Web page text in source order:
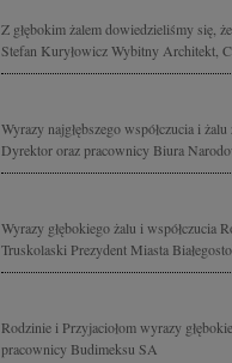
Z głębokim żalem dowiedzieliśmy się,
Stefan Kuryłowicz Wybitny Architekt,
Wyrazy najgłębszego współczucia i
Dyrektor oraz pracownicy Biura
Wyrazy głębokiego żalu i współczucia
Truskolaski Prezydent Miasta
Rodzinie i Przyjaciołom wyrazy
pracownicy Budimeksu SA